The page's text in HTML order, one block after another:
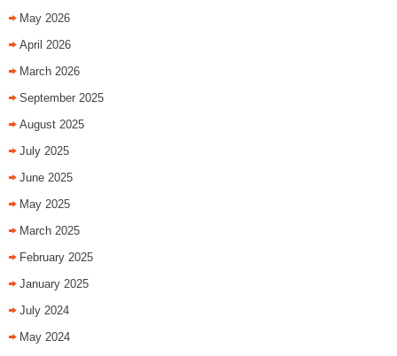
May 2026
April 2026
March 2026
September 2025
August 2025
July 2025
June 2025
May 2025
March 2025
February 2025
January 2025
July 2024
May 2024